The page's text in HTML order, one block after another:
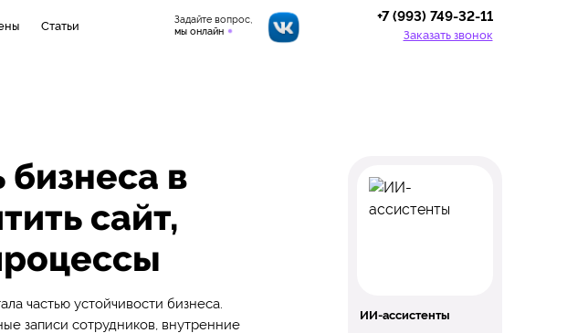
Статьи
+7 (993) 749-32-11
Заказать звонок
Задайте вопрос,
мы онлайн
в
сайт,
частью устойчивости бизнеса.
записи сотрудников, внутренние
ИИ-ассистенты